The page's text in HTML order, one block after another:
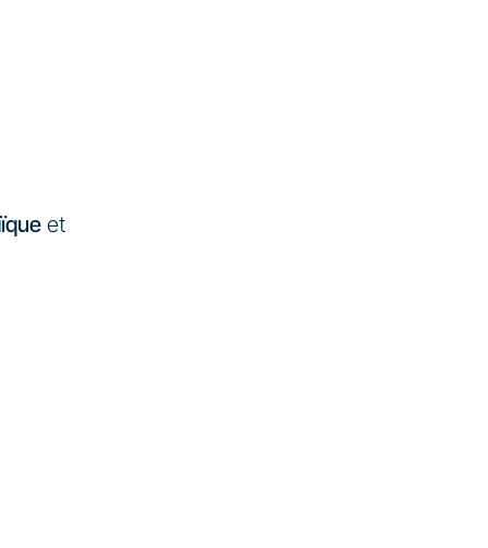
et